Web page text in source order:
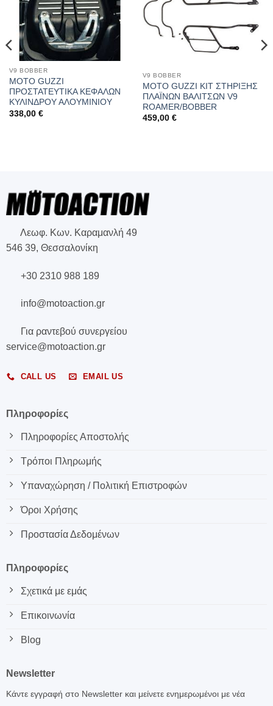
V9 BOBBER
MOTO GUZZI
ΠΡΟΣΤΑΤΕΥΤΙΚΑ ΚΕΦΑΛΩΝ
ΚΥΛΙΝΔΡΟΥ ΑΛΟΥΜΙΝΙΟΥ
338,00 €
V9 BOBBER
MOTO GUZZI ΚΙΤ ΣΤΗΡΙΞΗΣ
ΠΛΑΪΝΩΝ ΒΑΛΙΤΣΩΝ V9
ROAMER/BOBBER
459,00 €
Λεωφ. Κων. Καραμανλή 49
546 39, Θεσσαλονίκη
+30 2310 988 189
info@motoaction.gr
Για ραντεβού συνεργείου
service@motoaction.gr
CALL US EMAIL US
Πληροφορίες
Πληροφορίες Αποστολής
Τρόποι Πληρωμής
Υπαναχώρηση / Πολιτική Επιστροφών
Όροι Χρήσης
Προστασία Δεδομένων
Πληροφορίες
Σχετικά με εμάς
Επικοινωνία
Blog
Newsletter
Κάντε εγγραφή στο Newsletter και μείνετε ενημερωμένοι με νέα